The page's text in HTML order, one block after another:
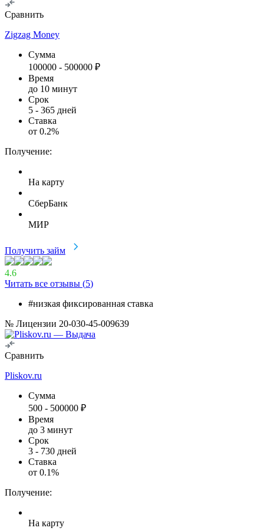
Сравнить
Zigzag Money
Сумма
100000 - 500000 ₽
Время
до 10 минут
Срок
5 - 365 дней
Ставка
от 0.2%
Получение:
На карту
СберБанк
МИР
Получить займ
4.6
Читать все отзывы (5)
#низкая фиксированная ставка
№ Лицензии 20-030-45-009639
Сравнить
Pliskov.ru
Сумма
500 - 500000 ₽
Время
до 3 минут
Срок
3 - 730 дней
Ставка
от 0.1%
Получение:
На карту